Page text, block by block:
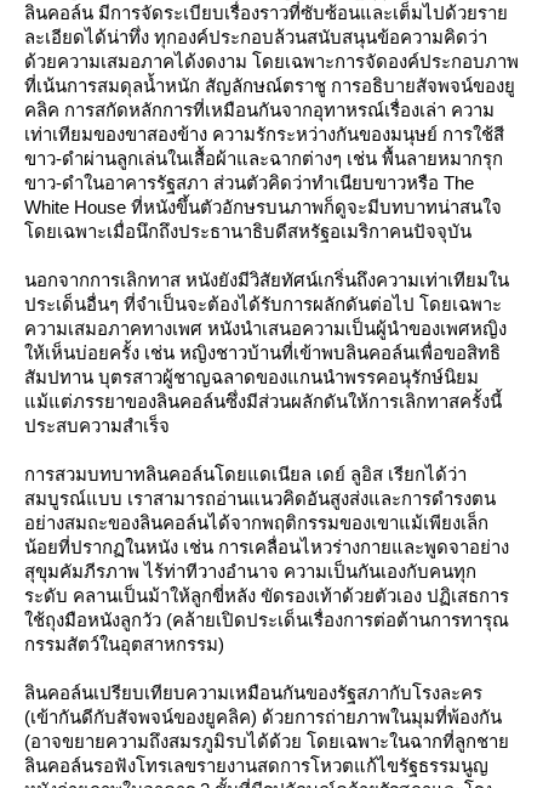
ลินคอล์น มีการจัดระเบียบเรื่องราวที่ซับซ้อนและเต็มไปด้วยรา
ละเอียดได้น่าทึ่ง ทุกองค์ประกอบล้วนสนับสนุนข้อความคิดว่า
ด้วยความเสมอภาคได้งดงาม โดยเฉพาะการจัดองค์ประกอบภาพ
ที่เน้นการสมดุลน้ำหนัก สัญลักษณ์ตราชู การอธิบายสัจพจน์ของยู
คลิค การสกัดหลักการที่เหมือนกันจากอุทาหรณ์เรื่องเล่า ความ
เท่าเทียมของขาสองข้าง ความรักระหว่างกันของมนุษย์ การใช้สี
ขาว-ดำผ่านลูกเล่นในเสื้อผ้าและฉากต่างๆ เช่น พื้นลายหมากรุก
ขาว-ดำในอาคารรัฐสภา ส่วนตัวคิดว่าทำเนียบขาวหรือ The
White House ที่หนังขึ้นตัวอักษรบนภาพก็ดูจะมีบทบาทน่าสนใจ
ดยเฉพาะเมื่อนึกถึงประธานาธิบดีสหรัฐอเมริกาคนปัจจุบัน
นอกจากการเลิกทาส หนังยังมีวิสัยทัศน์เกริ่นถึงความเท่าเทียมใน
ประเด็นอื่นๆ ที่จำเป็นจะต้องได้รับการผลักดันต่อไป โดยเฉพาะ
ความเสมอภาคทางเพศ หนังนำเสนอความเป็นผู้นำของเพศหญิง
ห้เห็นบ่อยครั้ง เช่น หญิงชาวบ้านที่เข้าพบลินคอล์นเพื่อขอสิทธิ
สัมปทาน บุตรสาวผู้ชาญฉลาดของแกนนำพรรคอนุรักษ์นิยม
ม้แต่ภรรยาของลินคอล์นซึ่งมีส่วนผลักดันให้การเลิกทาสครั้งนี้
ประสบความสำเร็จ
การสวมบทบาทลินคอล์นโดยแดเนียล เดย์ ลูอิส เรียกได้ว่า
สมบูรณ์แบบ เราสามารถอ่านแนวคิดอันสูงส่งและการดำรงตน
อย่างสมถะของลินคอล์นได้จากพฤติกรรมของเขาแม้เพียงเล็ก
น้อยที่ปรากฏในหนัง เช่น การเคลื่อนไหวร่างกายและพูดจาอย่าง
สุขุมคัมภีรภาพ ไร้ท่าทีวางอำนาจ ความเป็นกันเองกับคนทุก
ระดับ คลานเป็นม้าให้ลูกขี่หลัง ขัดรองเท้าด้วยตัวเอง ปฏิเสธการ
ช้ถุงมือหนังลูกวัว (คล้ายเปิดประเด็นเรื่องการต่อต้านการทารุณ
กรรมสัตว์ในอุตสาหกรรม)
ลินคอล์นเปรียบเทียบความเหมือนกันของรัฐสภากับโรงละคร
(เข้ากันดีกับสัจพจน์ของยูคลิค) ด้วยการถ่ายภาพในมุมที่พ้องกัน
(อาจขยายความถึงสมรภูมิรบได้ด้วย โดยเฉพาะในฉากที่ลูกชา
ลินคอล์นรอฟังโทรเลขรายงานสดการโหวตแก้ไขรัฐธรรมนูญ